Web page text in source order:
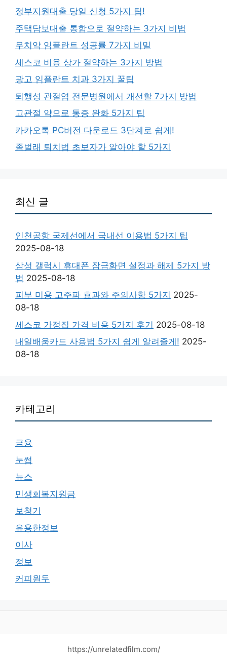
정부지원대출 당일 신청 5가지 팁!
주택담보대출 통합으로 절약하는 3가지 비법
무치악 임플란트 성공률 7가지 비밀
세스코 비용 상가 절약하는 3가지 방법
광고 임플란트 치과 3가지 꿀팁
퇴행성 관절염 전문병원에서 개선할 7가지 방법
고관절 약으로 통증 완화 5가지 팁
카카오톡 PC버전 다운로드 3단계로 쉽게!
좀벌래 퇴치법 초보자가 알아야 할 5가지
최신 글
인천공항 국제선에서 국내선 이용법 5가지 팁
2025-08-18
삼성 갤럭시 휴대폰 잠금화면 설정과 해제 5가지 방
법 2025-08-18
피부 미용 고주파 효과와 주의사항 5가지 2025-
08-18
세스코 가정집 가격 비용 5가지 후기 2025-08-18
내일배움카드 사용법 5가지 쉽게 알려줄게! 2025-
08-18
카테고리
금융
눈썹
뉴스
민생회복지원금
보청기
유용한정보
이사
정보
커피원두
https://unrelatedfilm.com/